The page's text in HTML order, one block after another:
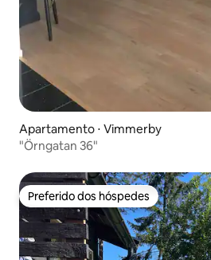
Apartamento ⋅ Vimmerby
"Örngatan 36"
Preferido dos hóspedes
Preferido dos hóspedes